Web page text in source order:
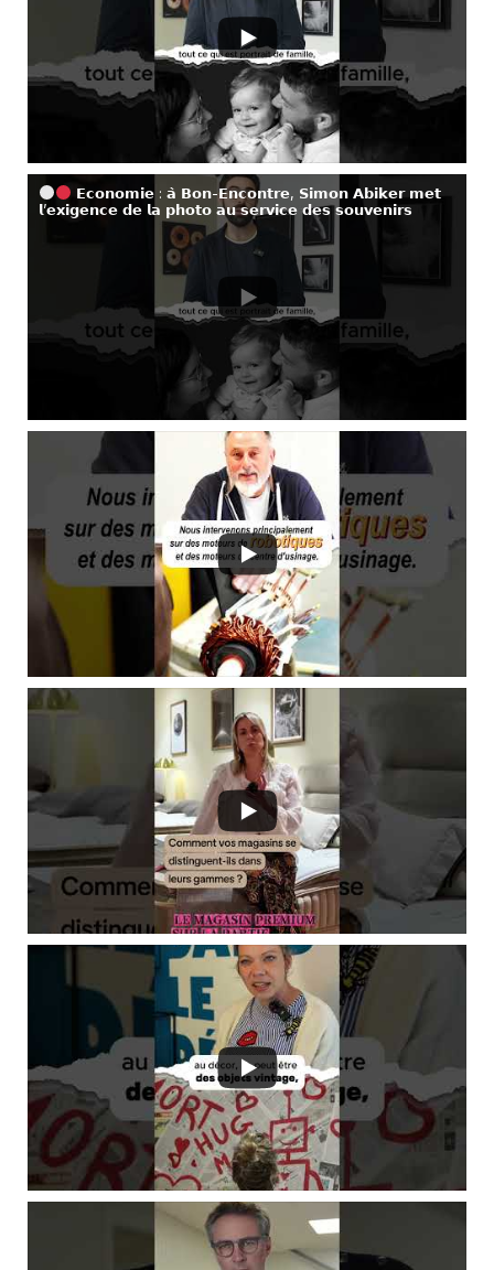
𝗘𝗰𝗼𝗻𝗼𝗺𝗶𝗲 : 𝗮̀ 𝗕𝗼𝗻-𝗘𝗻𝗰𝗼𝗻𝘁𝗿𝗲, 𝗦𝗶𝗺𝗼𝗻 𝗔𝗯𝗶𝗸𝗲𝗿 𝗺𝗲𝘁
𝗹’𝗲𝘅𝗶𝗴𝗲𝗻𝗰𝗲 𝗱𝗲 𝗹𝗮 𝗽𝗵𝗼𝘁𝗼 𝗮𝘂 𝘀𝗲𝗿𝘃𝗶𝗰𝗲 𝗱𝗲𝘀 𝘀𝗼𝘂𝘃𝗲𝗻𝗶𝗿𝘀